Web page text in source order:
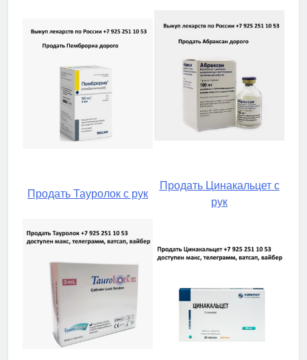
Продать Тауролок с рук
Продать Цинакальцет с
рук